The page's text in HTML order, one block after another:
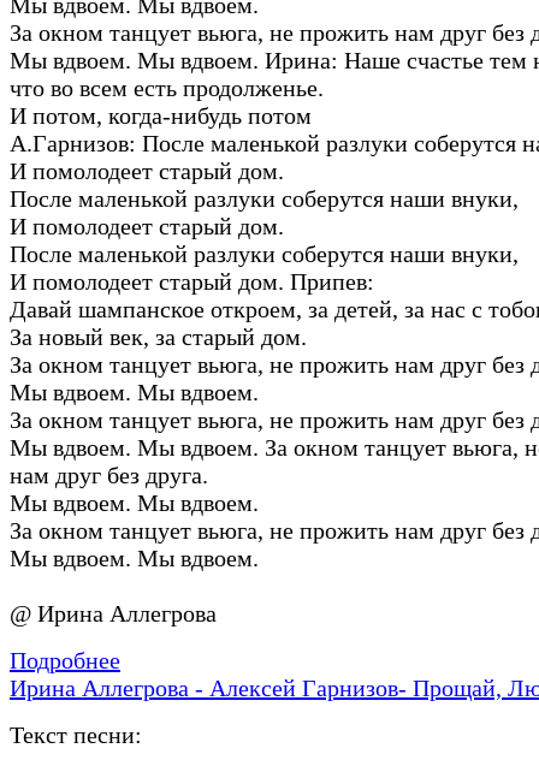
За окном танцует вьюга, не прожить нам друг без
Мы вдвоем. Мы вдвоем. Ирина: Наше счастье тем
что во всем есть продолженье.
И потом, когда-нибудь потом
А.Гарнизов: После маленькой разлуки соберутся
И помолодеет старый дом.
После маленькой разлуки соберутся наши внуки,
И помолодеет старый дом.
После маленькой разлуки соберутся наши внуки,
И помолодеет старый дом. Припев:
Давай шампанское откроем, за детей, за нас с
За новый век, за старый дом.
За окном танцует вьюга, не прожить нам друг без
Мы вдвоем. Мы вдвоем.
За окном танцует вьюга, не прожить нам друг без
Мы вдвоем. Мы вдвоем. За окном танцует вьюга,
нам друг без друга.
Мы вдвоем. Мы вдвоем.
За окном танцует вьюга, не прожить нам друг без
Мы вдвоем. Мы вдвоем.
@ Ирина Аллегрова
Подробнее
Ирина Аллегрова - Алексей Гарнизов- Прощай,
Текст песни: